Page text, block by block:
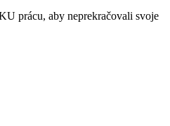
prácu, aby neprekračovali svoje